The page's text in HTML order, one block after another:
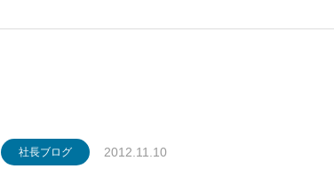
社長ブログ 2012.11.10